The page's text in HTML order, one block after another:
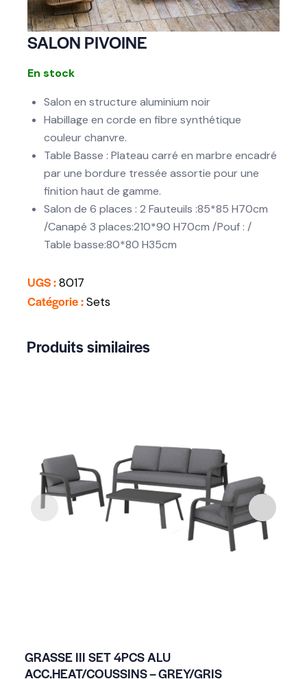
SALON PIVOINE
En stock
Salon en structure aluminium noir
Habillage en corde en fibre synthétique
couleur chanvre.
Table Basse : Plateau carré en marbre encadré
par une bordure tressée assortie pour une
finition haut de gamme.
Salon de 6 places : 2 Fauteuils :85*85 H70cm
/Canapé 3 places:210*90 H70cm /Pouf : /
Table basse:80*80 H35cm
UGS :8017
Catégorie :Sets
Produits similaires
GRASSE III SET 4PCS ALU
ACC.HEAT/COUSSINS – GREY/GRIS